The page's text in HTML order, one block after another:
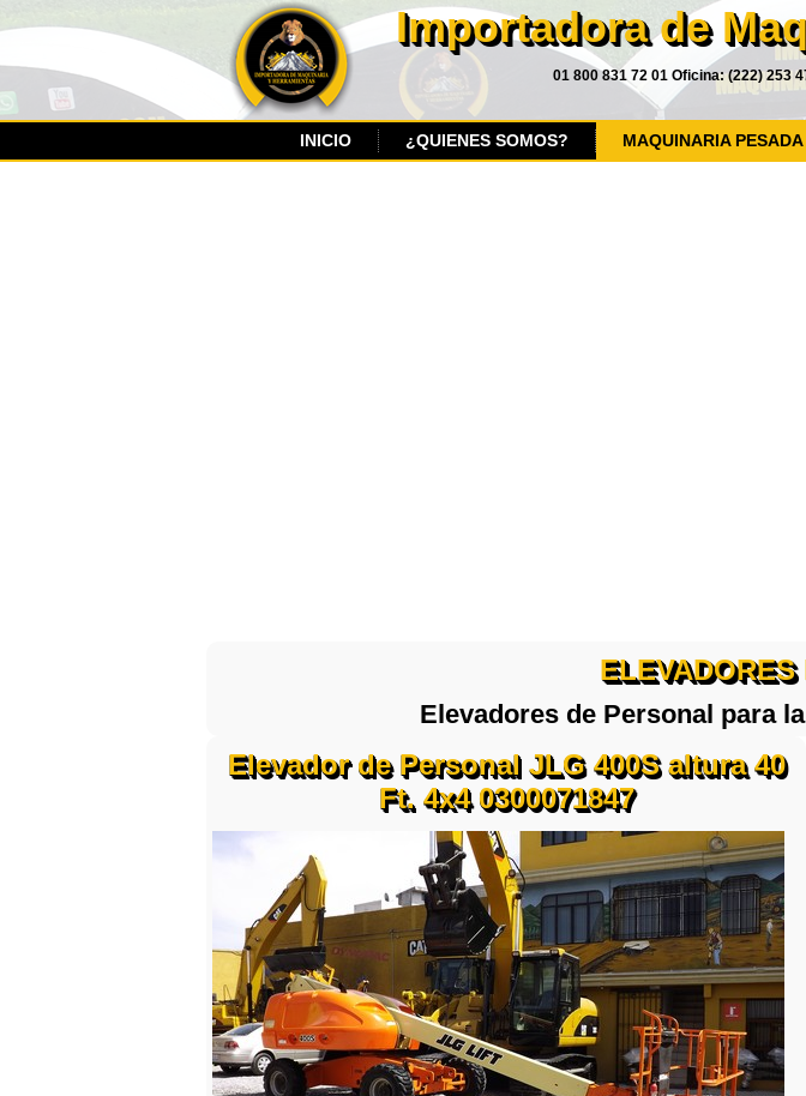
Importadora de
01 800 831 72 01 Oficina: (222) 253
INICIO ¿QUIENES SOMOS? MAQUINARIA PESADA
Elevadores de Personal para
Elevador de Personal JLG 400S altura 40
Ft. 4x4 0300071847